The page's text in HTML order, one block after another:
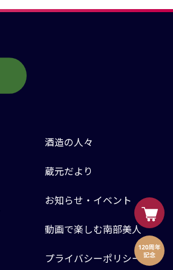
酒造の人々
蔵元だより
お知らせ・イベント
動画で楽しむ南部美人
プライバシーポリシー